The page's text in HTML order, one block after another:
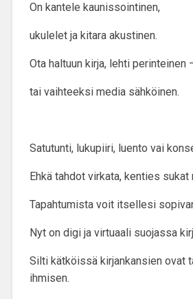
On kantele kaunissointinen,
ukulelet ja kitara akustinen.
Ota haltuun kirja, lehti perinteinen
tai vaihteeksi media sähköinen.
Satutunti, lukupiiri, luento vai
Ehkä tahdot virkata, kenties sukat
Tapahtumista voit itsellesi
Nyt on digi ja virtuaali suojassa
Silti kätköissä kirjankansien ovat
ihmisen.